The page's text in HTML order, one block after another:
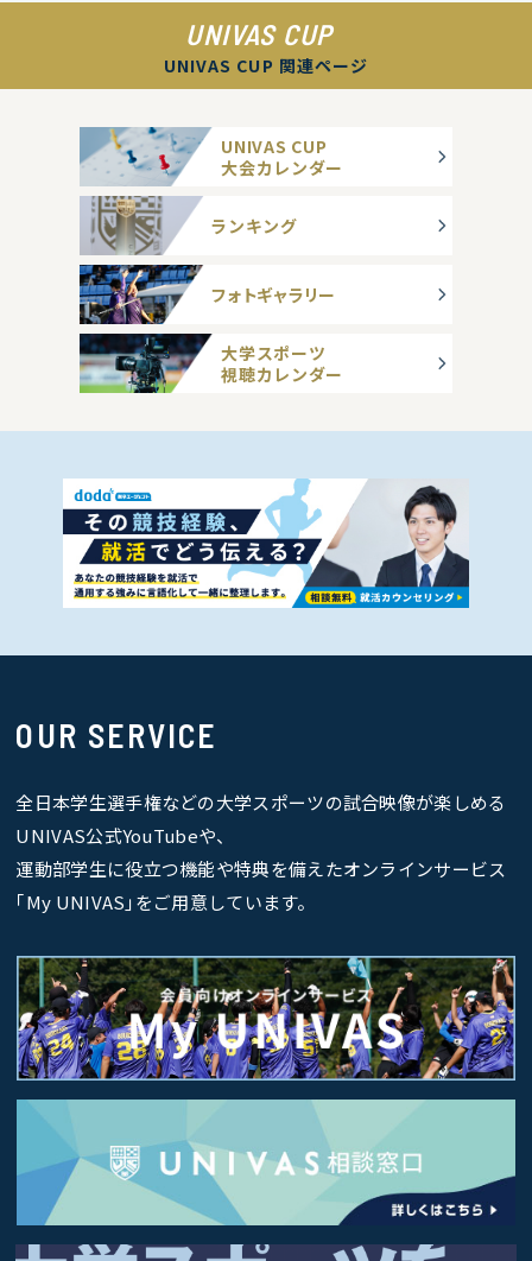
UNIVAS CUP
UNIVAS CUP 関連ページ
UNIVAS CUP
大会カレンダー
ランキング
フォトギャラリー
大学スポーツ
視聴カレンダー
OUR SERVICE
全日本学生選手権などの大学スポーツの試合映像が楽しめる
UNIVAS公式YouTubeや、
運動部学生に役立つ機能や特典を備えたオンラインサービス
｢My UNIVAS｣をご用意しています。